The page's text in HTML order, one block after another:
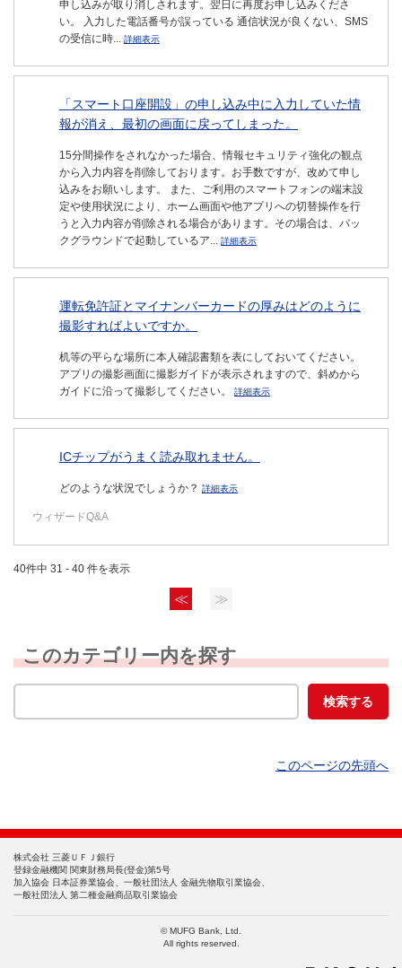
申し込みが取り消しされます。翌日に再度お申し込みくださ
い。 入力した電話番号が誤っている 通信状況が良くない、SMS
の受信に時... 詳細表示
「スマート口座開設」の申し込み中に入力していた情
報が消え、最初の画面に戻ってしまった。
15分間操作をされなかった場合、情報セキュリティ強化の観点
から入力内容を削除しております。お手数ですが、改めて申し
込みをお願いします。 また、ご利用のスマートフォンの端末設
定や使用状況により、ホーム画面や他アプリへの切替操作を行
うと入力内容が削除される場合があります。その場合は、バッ
クグラウンドで起動しているア... 詳細表示
運転免許証とマイナンバーカードの厚みはどのように
撮影すればよいですか。
机等の平らな場所に本人確認書類を表にしておいてください。
アプリの撮影画面に撮影ガイドが表示されますので、斜めから
ガイドに沿って撮影してください。
詳細表示
ICチップがうまく読み取れません。
どのような状況でしょうか？ 詳細表示
ウィザードQ&A
40件中 31 - 40 件を表示
≪ ≫
このカテゴリー内を探す
このページの先頭へ
株式会社 三菱ＵＦＪ銀行
登録金融機関 関東財務局長(登金)第5号
加入協会 日本証券業協会、一般社団法人 金融先物取引業協会、
一般社団法人 第二種金融商品取引業協会
© MUFG Bank, Ltd.
All rights reserved.